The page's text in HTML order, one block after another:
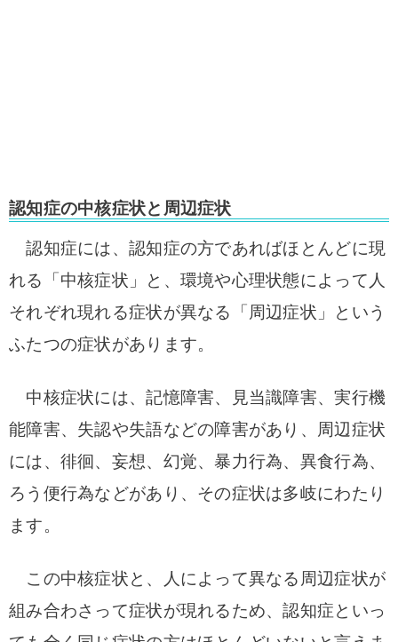
認知症の中核症状と周辺症状
認知症には、認知症の方であればほとんどに現
れる「中核症状」と、環境や心理状態によって人
それぞれ現れる症状が異なる「周辺症状」という
ふたつの症状があります。
中核症状には、記憶障害、見当識障害、実行機
能障害、失認や失語などの障害があり、 周辺症状
には、徘徊、妄想、幻覚、暴力行為、異食行為、
ろう便行為などがあり、その症状は多岐にわたり
ます。
この中核症状と、人によって異なる周辺症状が
組み合わさって症状が現れるため、認知症といっ